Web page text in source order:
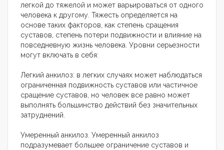
легкой до тяжелой и может варьироваться от одного
человека к другому. Тяжесть определяется на
основе таких факторов, как степень сращения
суставов, степень потери подвижности и влияние на
повседневную жизнь человека. Уровни серьезности
могут включать в себя:
Легкий анкилоз: в легких случаях может наблюдаться
ограниченная подвижность суставов или частичное
сращение суставов, но человек все равно может
выполнять большинство действий без значительных
затруднений.
Умеренный анкилоз. Умеренный анкилоз
подразумевает большее ограничение суставов и